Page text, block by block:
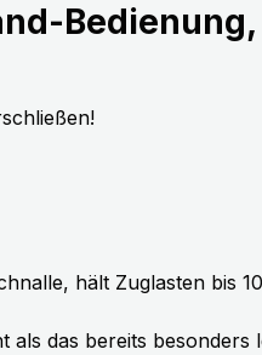
hält Zuglasten bis
das bereits besonders